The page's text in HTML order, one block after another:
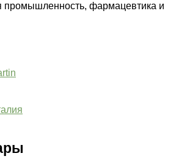
промышленность, фармацевтика и